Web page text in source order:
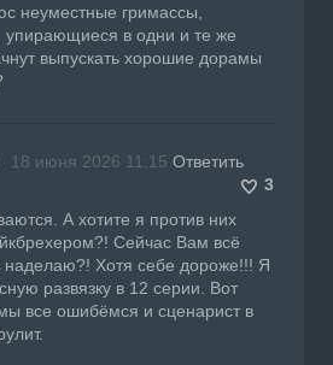
неуместные гримассы,
упирающиеся в одни и те же
выпускать хорошие дорамы
18 июня 2026 11:15 Ответить
3
А хотите я против них
Сейчас Вам всё
наделаю?! Хотя себе дороже!!! Я
развязку в 12 серии. Вот
все ошибёмся и сценарист в